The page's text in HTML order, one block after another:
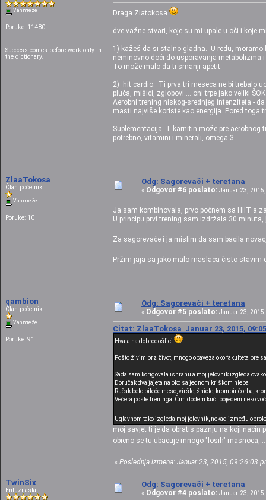
Van mreže
Poruke: 11480
Success comes before work only in
the dictionary.
Draga Zlatokosa
dve važne stvari, koje su mi upale u oči i koje
1) kažeš da si stalno gladna. U redu,
neminovno doći do usporavanja metabolizma
To može malo da ti smanji apetit.
2) hit cardio. Ti prva tri meseca ne bi trebalo
pluća, mišići, zglobovi.... oni trpe jako veliki
Aerobni trening niskog-srednjeg intenziteta -
masti najviše koriste kao energija. Pored toga
Suplementacija - L-karnitin može pre
potrebno, vitamini i minerali, omega-3...
ZlaaTokosa
Član početnik
Van mreže
Poruke: 10
Odg: Sagorevači + teretana
« Odgovor #6 poslato: Januar 23,
Ja sam kombinovala, prvo počnem sa HIIT a
U principu prvi trening sam izdržala 30
Za sagorevače i ja mislim da sam bacila
Pržim jaja sa jako malo maslaca čisto stavim
gambion
Član početnik
Van mreže
Poruke: 91
Odg: Sagorevači + teretana
« Odgovor #5 poslato: Januar 23,
Citat: ZlaaTokosa Januar 23, 2015,
Hvala na dobrodošlici
Pošto živim brz život, mnogo obaveza oko fakulteta pre
Sada sam korigovala ishranu a moj jelovnik izgleda
Doručak dva jajeta na oko sa jednom kriškom hleba
Ručak belo pileće meso, viršle, šnicle, krompir čorba,
Večera posle treninga: Čim dođem kući pojedem neko
Uglavnom tako izgleda moj jelovnik, nekad između
moj savjet ti je da obratis paznju na koji nacin
obicno se tu ubacuje mnogo "losih"
« Poslednja izmena: Januar 23, 2015, 09:26:03
TwinSix
Entuzijasta
Odg: Sagorevači + teretana
« Odgovor #4 poslato: Januar 23,